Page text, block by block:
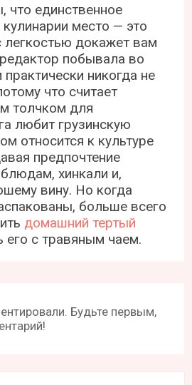
что единственное
место — это
легкостью докажет вам
побывала во
практически никогда не
что считает
толчком для
любит грузинскую
относится к культуре
предпочтение
хинкали и,
вину. Но когда
больше всего
домашний тертый
его с травяным чаем.
Будьте первым,